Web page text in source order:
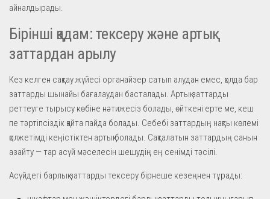
айналдырады.
Бірінші қадам: тексеру және артық
заттардан арылу
Кез келген сақтау жүйесі органайзер сатып алудан емес, қолда бар
заттарды шынайы бағалаудан басталады. Артық заттарды
реттеуге тырысу көбіне нәтижесіз болады, өйткені ерте ме, кеш
пе тәртіпсіздік қайта пайда болады. Себебі заттардың нақты көлемі
қолжетімді кеңістіктен артық болады. Сақталатын заттардың санын
азайту — тар асүй мәселесін шешудің ең сенімді тәсілі.
Асүйдегі барлық заттарды тексеру бірнеше кезеңнен тұрады: